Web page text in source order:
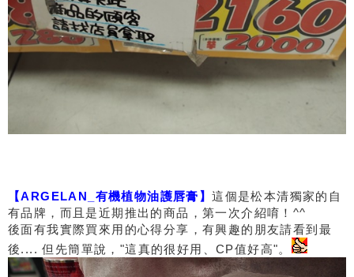
【ARGELAN_有機植物油護唇膏】這個是松本清獨家的自
有品牌，而且是近期推出的商品，第一次介紹唷！^^
後面有我實際買來用的心得分享，有興趣的朋友請看到最
後.... 但先簡單說，"這真的很好用、CP值好高"。